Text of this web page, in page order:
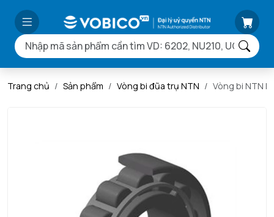
Trang chủ Sản phẩm Vòng bi đũa trụ NTN Vòng bi NTN